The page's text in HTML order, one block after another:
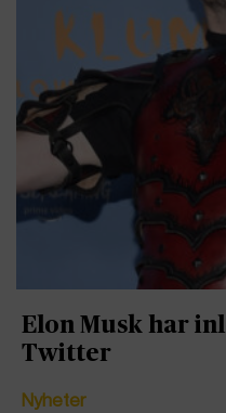
Elon Musk har
Twitter
Nyheter